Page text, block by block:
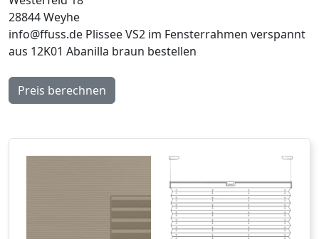
28844 Weyhe
info@ffuss.de Plissee VS2 im Fensterrahmen verspannt
aus 12K01 Abanilla braun bestellen
Preis berechnen